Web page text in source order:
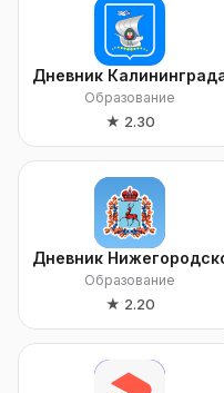
Дневник
Образование
★ 2.30
Дневник
Образование
★ 2.20